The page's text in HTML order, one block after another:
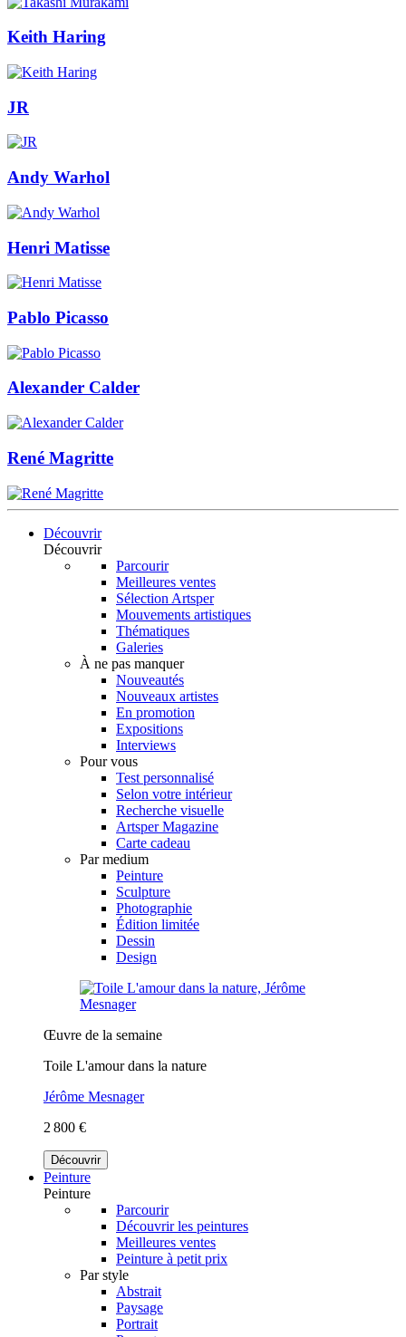
Keith Haring
JR
Andy Warhol
Henri Matisse
Pablo Picasso
Alexander Calder
René Magritte
Découvrir
Découvrir
Parcourir
Meilleures ventes
Sélection Artsper
Mouvements artistiques
Thématiques
Galeries
À ne pas manquer
Nouveautés
Nouveaux artistes
En promotion
Expositions
Interviews
Pour vous
Test personnalisé
Selon votre intérieur
Recherche visuelle
Artsper Magazine
Carte cadeau
Par medium
Peinture
Sculpture
Photographie
Édition limitée
Dessin
Design
Œuvre de la semaine
Toile L'amour dans la nature
Jérôme Mesnager
2 800 €
Découvrir
Peinture
Peinture
Parcourir
Découvrir les peintures
Meilleures ventes
Peinture à petit prix
Par style
Abstrait
Paysage
Portrait